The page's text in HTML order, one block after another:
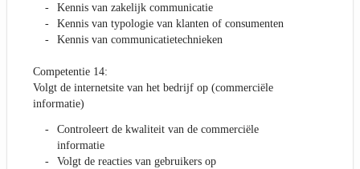
Kennis van zakelijk communicatie
Kennis van typologie van klanten of consumenten
Kennis van communicatietechnieken
Competentie 14:
Volgt de internetsite van het bedrijf op (commerciële
informatie)
Controleert de kwaliteit van de commerciële
informatie
Volgt de reacties van gebruikers op